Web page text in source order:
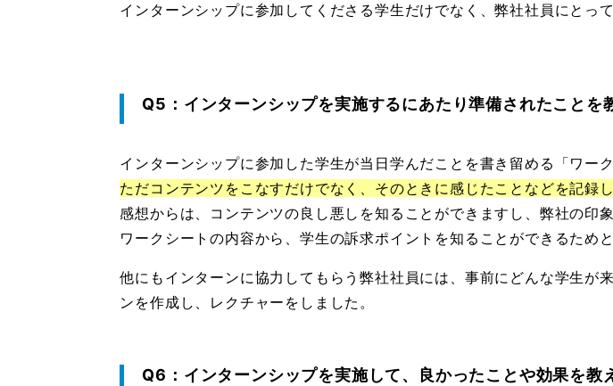
インターンシップに参加してくださる学生だけでなく、弊社社員にとっ
Q5：インターンシップを実施するにあたり準備されたことを
インターンシップに参加した学生が当日学んだことを書き留める「ワー
ただコンテンツをこなすだけでなく、そのときに感じたことなどを記録
感想からは、コンテンツの良し悪しを知ることができますし、弊社の印
ワークシートの内容から、学生の訴求ポイントを知ることができるため
他にもインターンに協力してもらう弊社社員には、事前にどんな学生が
ンを作成し、レクチャーをしました。
Q6：インターンシップを実施して、良かったことや効果を教